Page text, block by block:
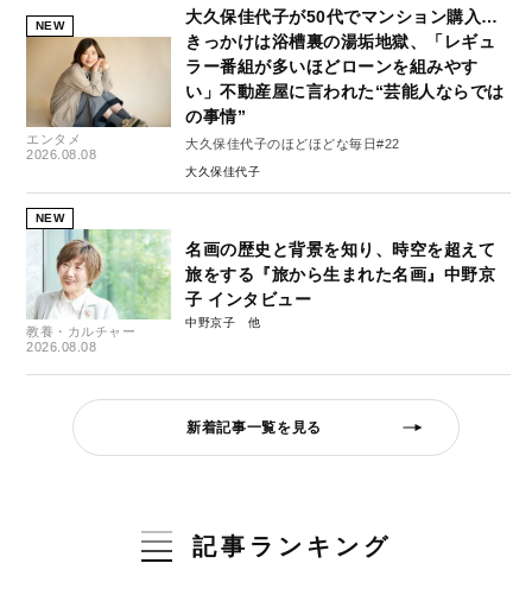
NEW
エンタメ
2026.08.08
大久保佳代子が50代でマンション購入…
きっかけは浴槽裏の湯垢地獄、「レギュ
ラー番組が多いほどローンを組みやす
い」不動産屋に言われた“芸能人ならでは
の事情”
大久保佳代子のほどほどな毎日#22
大久保佳代子
NEW
教養・カルチャー
2026.08.08
名画の歴史と背景を知り、時空を超えて
旅をする『旅から生まれた名画』中野京
子 インタビュー
中野京子
新着記事一覧を見る
記事ランキング